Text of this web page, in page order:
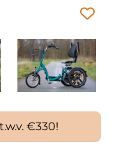
€330!